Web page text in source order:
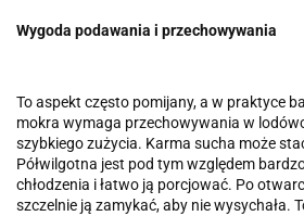
Wygoda podawania i przechowywania
To aspekt często pomijany, a w praktyce
mokra wymaga przechowywania w
szybkiego zużycia. Karma sucha może
Półwilgotna jest pod tym względem
chłodzenia i łatwo ją porcjować. Po
szczelnie ją zamykać, aby nie wysychała.